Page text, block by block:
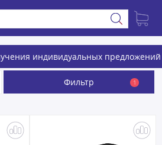
индивидуальных предложений
Фильтр 1